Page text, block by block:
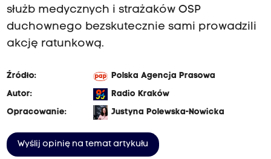
służb medycznych i strażaków OSP
duchownego bezskutecznie sami prowadzili
akcję ratunkową.
Źródło:
Polska Agencja Prasowa
Autor:
Radio Kraków
Opracowanie:
Justyna Polewska-Nowicka
Wyślij opinię na temat artykułu